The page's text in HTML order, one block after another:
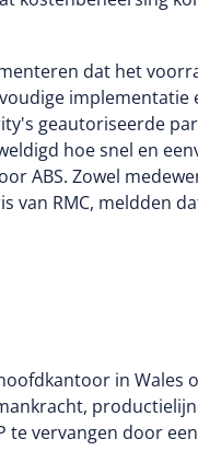
dat het
geautoriseerde
hoe snel en
ABS. Zowel
RMC, meldden
in
te vervangen door